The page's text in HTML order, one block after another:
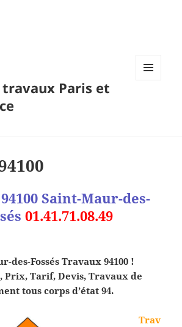
Paris et
Saint-Maur-des-
01.41.71.08.49
des-Fossés Travaux 94100 !
Prix, Tarif, Devis, Travaux de
tous corps d’état 94.
Trav